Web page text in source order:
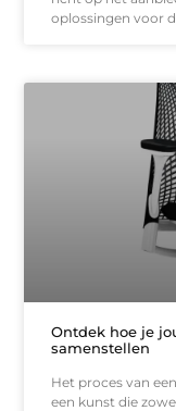
oplossingen voor
Ontdek hoe je
samenstellen
Het proces van
een kunst die